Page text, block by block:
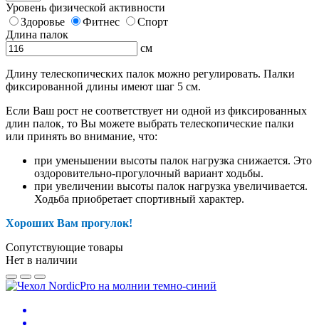
Уровень физической активности
Здоровье
Фитнес
Спорт
Длина палок
см
Длину телескопических палок можно регулировать. Палки
фиксированной длины имеют шаг 5 см.
Если Ваш рост не соответствует ни одной из фиксированных
длин палок, то Вы можете выбрать телескопические палки
или принять во внимание, что:
при уменьшении высоты палок нагрузка снижается. Это
оздоровительно-прогулочный вариант ходьбы.
при увеличении высоты палок нагрузка увеличивается.
Ходьба приобретает спортивный характер.
Хороших Вам прогулок!
Сопутствующие товары
Нет в наличии